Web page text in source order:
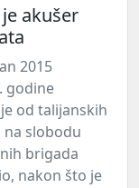
akušer
2015
godine
od talijanskih
slobodu
brigada
nakon što je